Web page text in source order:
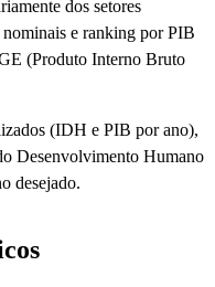
dos setores
e ranking por PIB
(Produto Interno Bruto
(IDH e PIB por ano),
Desenvolvimento Humano
desejado.